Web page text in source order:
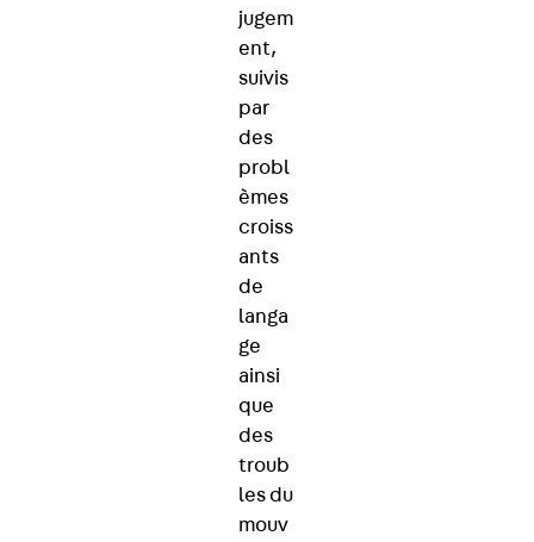
jugem
ent,
suivis
par
des
probl
èmes
croiss
ants
de
langa
ge
ainsi
que
des
troub
les du
mouv